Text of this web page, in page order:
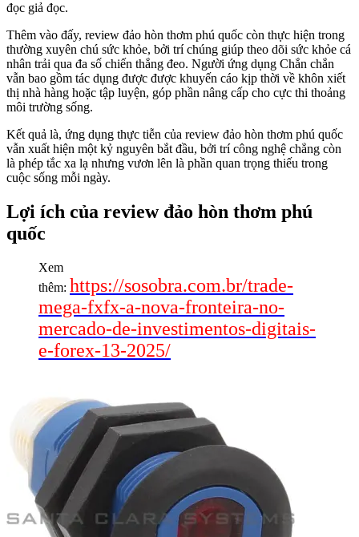
đọc giả đọc.
Thêm vào đấy, review đảo hòn thơm phú quốc còn thực hiện trong
thường xuyên chú sức khỏe, bởi trí chúng giúp theo dõi sức khỏe cá
nhân trải qua đa số chiến thắng đeo. Người ứng dụng Chắn chắn
vẫn bao gồm tác dụng được được khuyến cáo kịp thời về khôn xiết
thị nhà hàng hoặc tập luyện, góp phần nâng cấp cho cực thi thoảng
môi trường sống.
Kết quả là, ứng dụng thực tiễn của review đảo hòn thơm phú quốc
vẫn xuất hiện một kỷ nguyên bắt đầu, bởi trí công nghệ chẳng còn
là phép tắc xa lạ nhưng vươn lên là phần quan trọng thiếu trong
cuộc sống mỗi ngày.
Lợi ích của review đảo hòn thơm phú
quốc
Xem
thêm: https://sosobra.com.br/trade-
mega-fxfx-a-nova-fronteira-no-
mercado-de-investimentos-digitais-
e-forex-13-2025/